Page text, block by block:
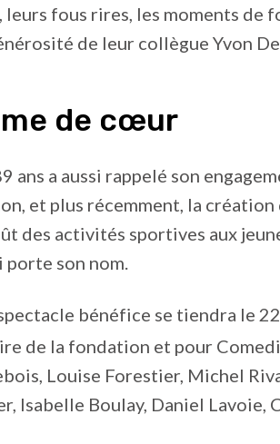
fous rires, les moments de
de leur collègue Yvon
de cœur
ans a aussi rappelé son
et plus récemment, la
des activités sportives aux
son nom.
bénéfice se tiendra le
de la fondation et pour
Louise Forestier, Michel
Isabelle Boulay, Daniel Lavoie,